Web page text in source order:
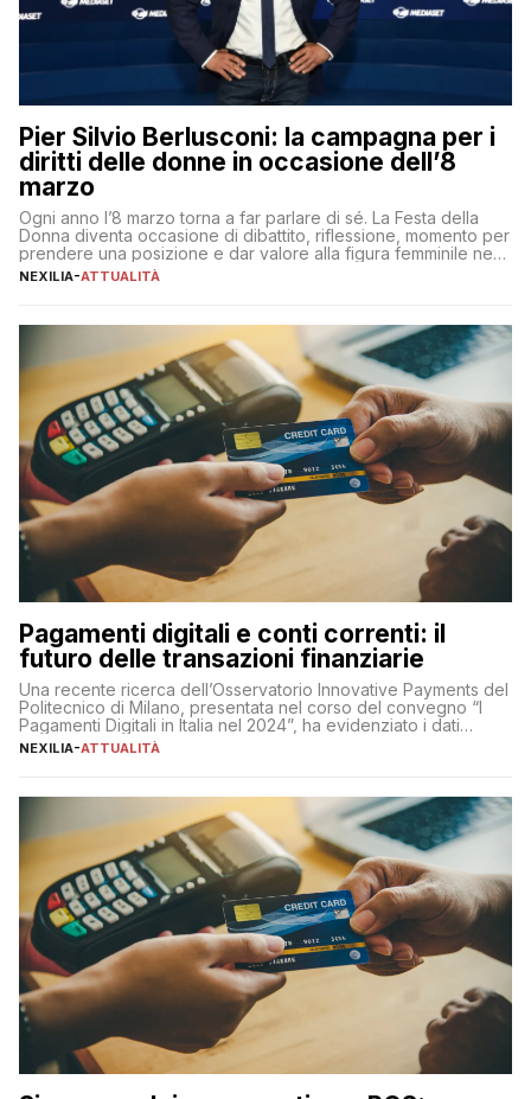
Pier Silvio Berlusconi: la campagna per i
diritti delle donne in occasione dell’8
marzo
Ogni anno l’8 marzo torna a far parlare di sé. La Festa della
Donna diventa occasione di dibattito, riflessione, momento per
prendere una posizione e dar valore alla figura femminile nella
sua complessità e crucialità. A lanciare un messaggio “forte e
NEXILIA-ATTUALITÀ
Pagamenti digitali e conti correnti: il
futuro delle transazioni finanziarie
Una recente ricerca dell’Osservatorio Innovative Payments del
Politecnico di Milano, presentata nel corso del convegno “I
Pagamenti Digitali in Italia nel 2024”, ha evidenziato i dati
definitivi del primo semestre 2024 relativamente alle
NEXILIA-ATTUALITÀ